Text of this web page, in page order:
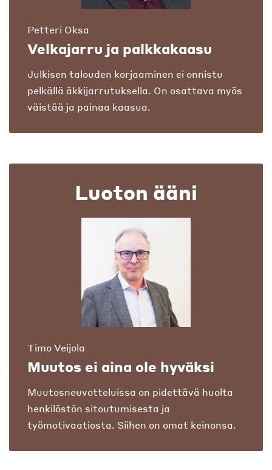
Petteri Oksa
Velkajarru ja palkkakaasu
Julkisen talouden korjaaminen ei onnistu
pelkällä äkkijarrutuksella. On osattava myös
väistää ja painaa kaasua.
Luoton ääni
Timo Veijola
Muutos ei aina ole hyväksi
Muutosneuvotteluissa on pidettävä huolta
henkilöstön sitoutumisesta ja
työmotivaatiosta. Siihen on omat keinonsa.